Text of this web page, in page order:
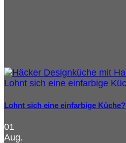
Lohnt sich eine einfarbige Küche?
01
Aug.